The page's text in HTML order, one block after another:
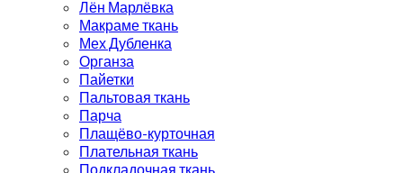
Лён Марлёвка
Макраме ткань
Мех Дубленка
Органза
Пайетки
Пальтовая ткань
Парча
Плащёво-курточная
Плательная ткань
Подкладочная ткань